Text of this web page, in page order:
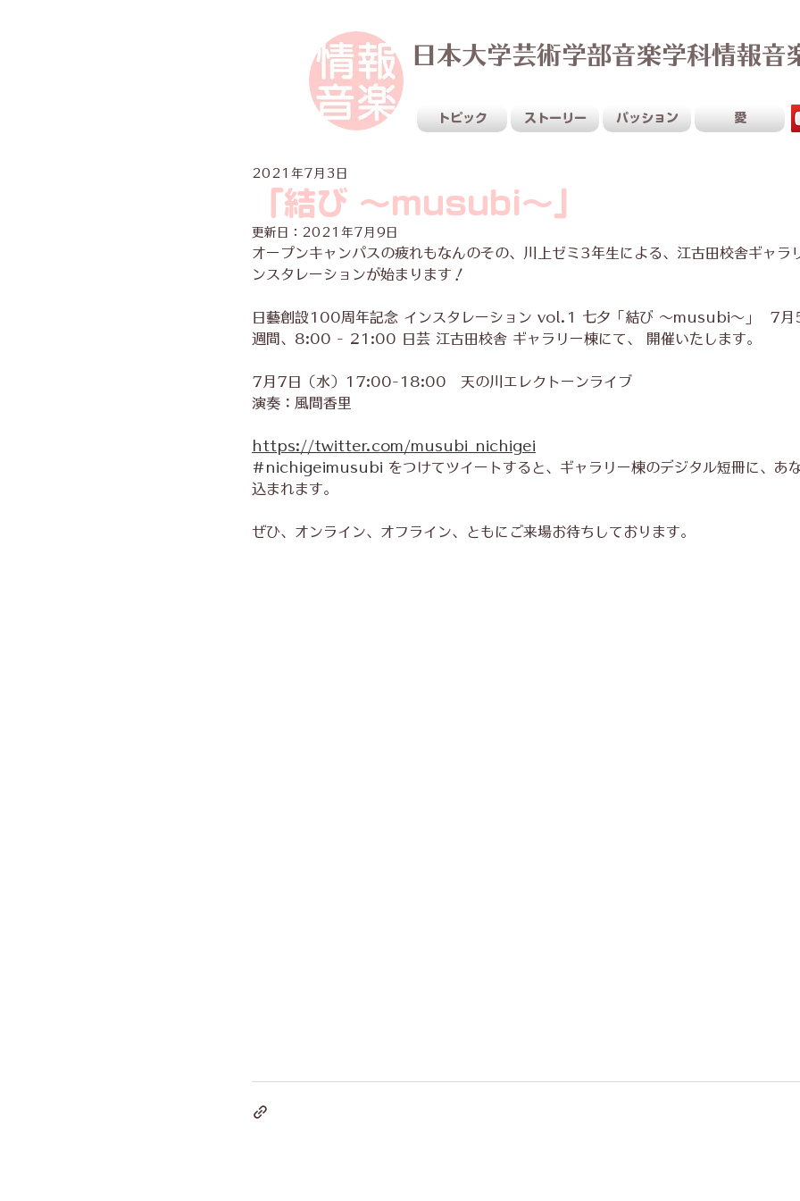
日本大学芸術学部音楽学科情報音
トピック ストーリー パッション 愛
「結び 〜musubi〜」
2021年7月3日
更新日： 2021年7月9日
オープンキャンパスの疲れもなんのその、川上ゼミ3年生による、江古田校舎ギャラ
ンスタレーションが始まります！
日藝創設100周年記念 インスタレーション vol.1 七夕「結び 〜musubi〜」  7月
週間、8:00 - 21:00 日芸 江古田校舎 ギャラリー棟にて、 開催いたします。
7月7日（水）17:00-18:00　天の川エレクトーンライブ
演奏：風間香里
https://twitter.com/musubi_nichigei
#nichigeimusubi をつけてツイートすると、ギャラリー棟のデジタル短冊に、あ
込まれます。
ぜひ、オンライン、オフライン、ともにご来場お待ちしております。